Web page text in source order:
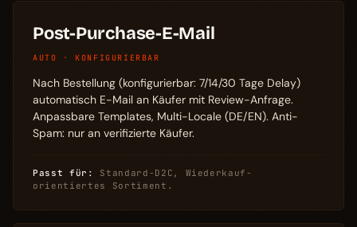
Post-Purchase-E-Mail
AUTO · KONFIGURIERBAR
Nach Bestellung (konfigurierbar: 7/14/30 Tage Delay)
automatisch E-Mail an Käufer mit Review-Anfrage.
Anpassbare Templates, Multi-Locale (DE/EN). Anti-
Spam: nur an verifizierte Käufer.
Passt für:
Standard-D2C, Wiederkauf-
orientiertes Sortiment.